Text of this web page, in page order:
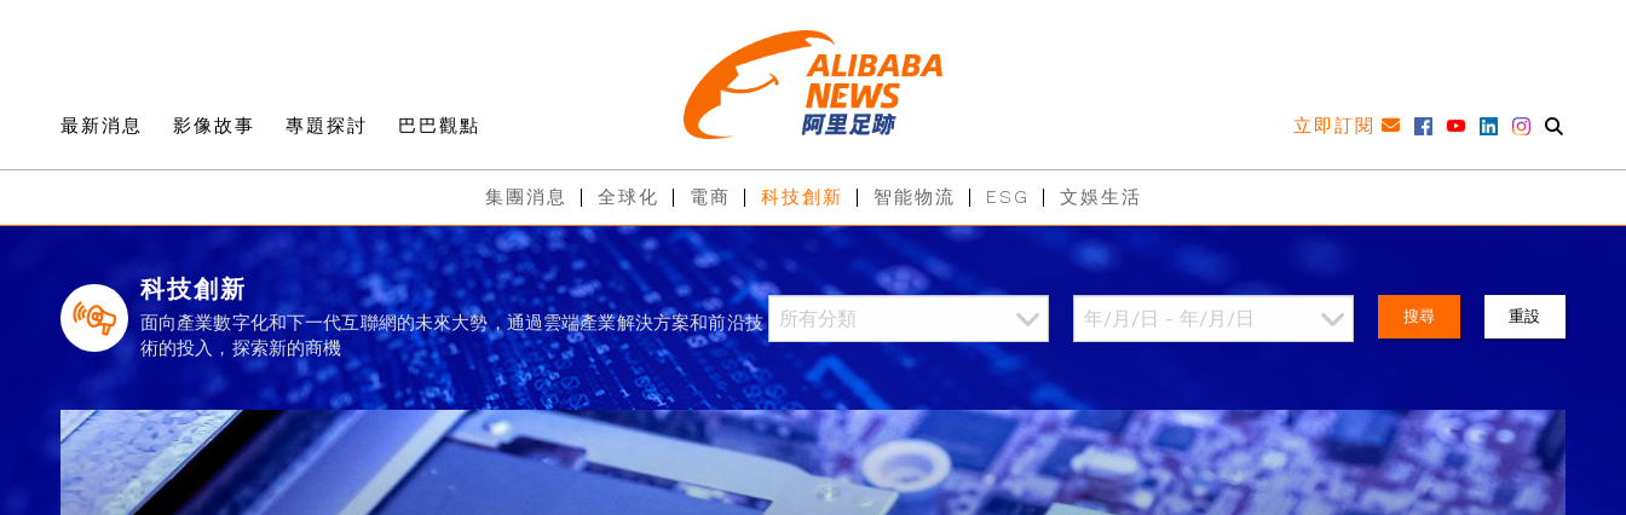
最新消息 影像故事 專題探討 巴巴觀點 立即訂閱
集團消息 全球化 電商 科技創新 智能物流 ESG 文娛生活
科技創新
面向產業數字化和下一代互聯網的未來大勢，通過雲端產業解決方案和前沿技
術的投入，探索新的商機
搜尋 重設